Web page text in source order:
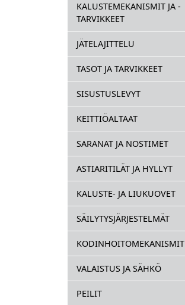
KALUSTEMEKANISMIT JA -
TARVIKKEET
JÄTELAJITTELU
TASOT JA TARVIKKEET
SISUSTUSLEVYT
KEITTIÖALTAAT
SARANAT JA NOSTIMET
ASTIARITILÄT JA HYLLYT
KALUSTE- JA LIUKUOVET
SÄILYTYSJÄRJESTELMÄT
KODINHOITOMEKANISMIT
VALAISTUS JA SÄHKÖ
PEILIT